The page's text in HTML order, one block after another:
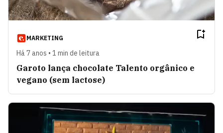
MARKETING
Há 7 anos • 1 min de leitura
Garoto lança chocolate Talento orgânico e
vegano (sem lactose)